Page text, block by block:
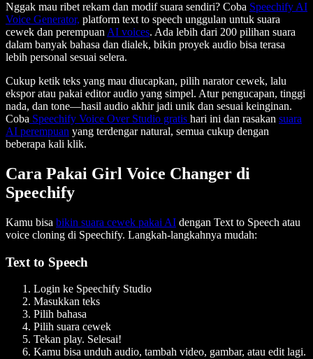
Nggak mau ribet rekam dan modif suara sendiri? Coba Speechify AI
Voice Generator, platform text to speech unggulan untuk suara
cewek dan perempuan AI voices. Ada lebih dari 200 pilihan suara
dalam banyak bahasa dan dialek, bikin proyek audio bisa terasa
lebih personal sesuai selera.
Cukup ketik teks yang mau diucapkan, pilih narator cewek, lalu
ekspor atau pakai editor audio yang simpel. Atur pengucapan, tinggi
nada, dan tone—hasil audio akhir jadi unik dan sesuai keinginan.
Coba Speechify Voice Over Studio gratis hari ini dan rasakan suara
AI perempuan yang terdengar natural, semua cukup dengan
beberapa kali klik.
Cara Pakai Girl Voice Changer di
Speechify
Kamu bisa bikin suara cewek pakai AI dengan Text to Speech atau
voice cloning di Speechify. Langkah-langkahnya mudah:
Text to Speech
Login ke Speechify Studio
Masukkan teks
Pilih bahasa
Pilih suara cewek
Tekan play. Selesai!
Kamu bisa unduh audio, tambah video, gambar, atau edit lagi.